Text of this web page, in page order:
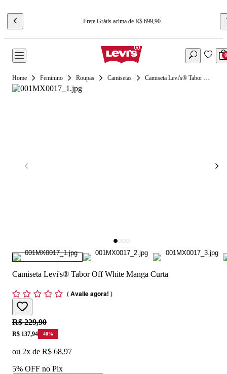
Frete Grátis acima de R$ 699,90
0
Feminino Roupas Camisetas Camiseta Levi's® Tabor Off White Manga Curta
Camiseta Levi's® Tabor Off White Manga Curta
(Avalie agora! )
Original price:
R$ 229,90
Price:
R$ 137,94 40%
ou 2x de R$ 68,97
5% OFF no Pix